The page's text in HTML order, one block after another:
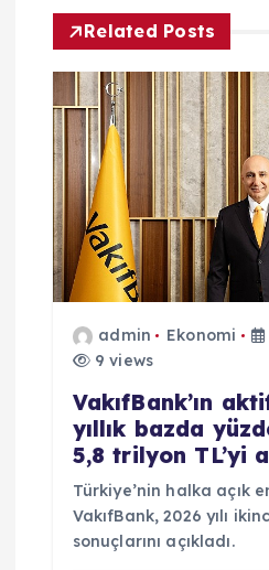
e
z
n
m
e
Related Posts
admin Ekonomi
9 views
VakıfBank’ın
yıllık bazda
5,8 trilyon TL’yi
Türkiye’nin halka açık
VakıfBank, 2026 yılı
sonuçlarını açıkladı.